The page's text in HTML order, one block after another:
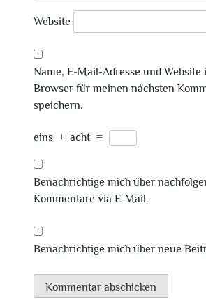
Website
Name, E-Mail-Adresse und Website
Browser für meinen nächsten
speichern.
eins + acht =
Benachrichtige mich über
Kommentare via E-Mail.
Benachrichtige mich über neue